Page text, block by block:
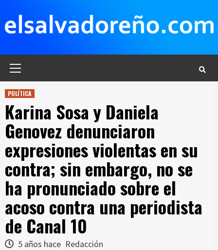
contenido
POLÍTICA
Karina Sosa y Daniela
Genovez denunciaron
expresiones violentas en su
contra; sin embargo, no se
ha pronunciado sobre el
acoso contra una periodista
de Canal 10
5 años hace Redacción